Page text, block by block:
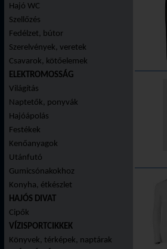
Hajó WC
Szellőzés
Fedélzet, bútor
Szerelvények, veretek
Csavarok, kötőelemek
ELEKTROMOSSÁG
Világítás
Naptetők, ponyvák
Hajóápolás
Festékek
Kenőanyagok
Utánfutó
Gumicsónakokhoz
Konyha, étkészlet
HAJÓS DIVAT
Cipők
VÍZISPORTCIKKEK
Könyvek, térképek, naptárak